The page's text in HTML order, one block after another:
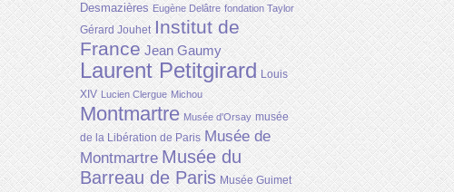
Desmazières Eugène Delâtre fondation Taylor
Gérard Jouhet Institut de
France Jean Gaumy
Laurent Petitgirard Louis
XIV Lucien Clergue Michou
Montmartre Musée d'Orsay musée
de la Libération de Paris Musée de
Montmartre Musée du
Barreau de Paris Musée Guimet